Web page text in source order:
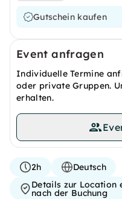
Gutschein kaufen
Event anfragen
Individuelle Termine
oder private Gruppen.
erhalten.
2h
Deutsch
Details zur Location
nach der Buchung